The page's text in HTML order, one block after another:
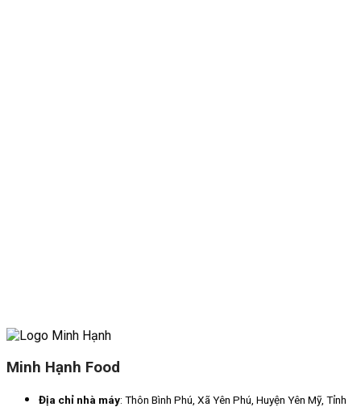
Minh Hạnh Food
Địa chỉ nhà máy: Thôn Bình Phú, Xã Yên Phú, Huyện Yên Mỹ, Tỉnh